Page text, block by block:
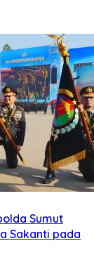
ube’e
Rendi Gulo